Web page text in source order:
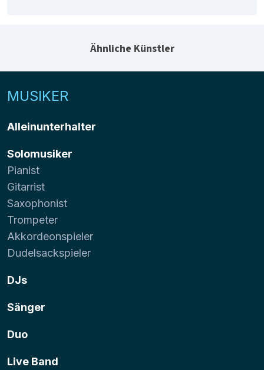
Ähnliche Künstler
MUSIKER
Alleinunterhalter
Solomusiker
Pianist
Gitarrist
Saxophonist
Trompeter
Akkordeonspieler
Dudelsackspieler
DJs
Sänger
Duo
Live Band